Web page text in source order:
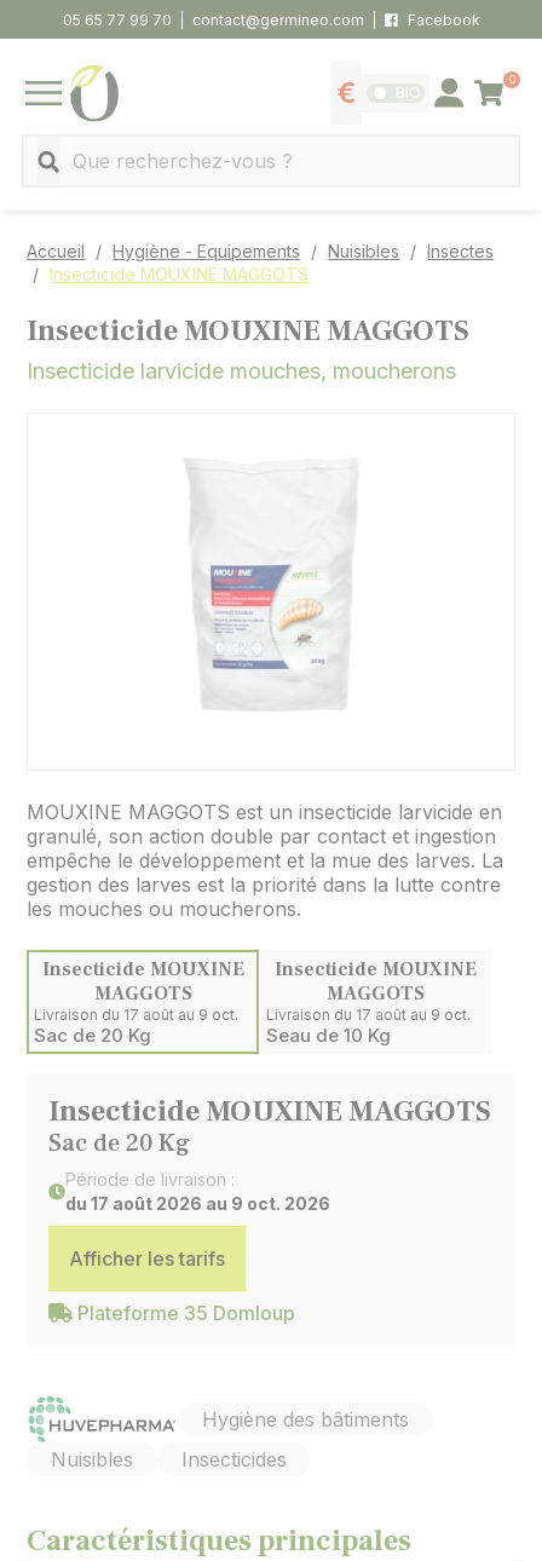
05 65 77 99 70 contact@germineo.com Facebook
MENU
Afficher les tarifs
BIO Se connecter
0
Panier
Accueil Hygiène - Equipements Nuisibles
Insectes
Insecticide MOUXINE MAGGOTS
Insecticide MOUXINE MAGGOTS
Insecticide larvicide mouches, moucherons
MOUXINE MAGGOTS est un insecticide larvicide en
granulé, son action double par contact et ingestion
empêche le développement et la mue des larves. La
gestion des larves est la priorité dans la lutte contre
les mouches ou moucherons.
Insecticide MOUXINE
MAGGOTS
Livraison du 17 août au 9 oct.
Sac de 20 Kg
Insecticide MOUXINE
MAGGOTS
Livraison du 17 août au 9 oct.
Seau de 10 Kg
Insecticide MOUXINE MAGGOTS
Sac de 20 Kg
Période de livraison :
du 17 août 2026 au 9 oct. 2026
Afficher les tarifs
Plateforme 35 Domloup
Hygiène des bâtiments
Nuisibles
Insecticides
Caractéristiques principales
Panneau de gestion des cookies